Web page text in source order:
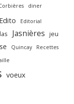
diner
Edito
Editorial
Jasnières jeu
Quincay Recettes
voeux